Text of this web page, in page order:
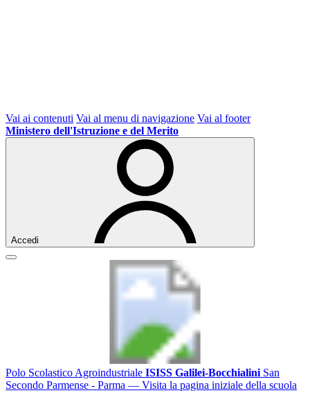
Vai ai contenuti Vai al menu di navigazione Vai al footer
Ministero dell'Istruzione e del Merito
Accedi
Polo Scolastico Agroindustriale ISISS Galilei-Bocchialini San
Secondo Parmense - Parma — Visita la pagina iniziale della scuola